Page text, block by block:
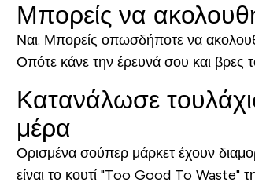
Μπορείς να
Ναι. Μπορείς οπωσδήποτε να
Οπότε κάνε την έρευνά σου και βρες
Κατανάλωσε
μέρα
Ορισμένα σούπερ μάρκετ έχουν
είναι το κουτί "Too Good To Waste"